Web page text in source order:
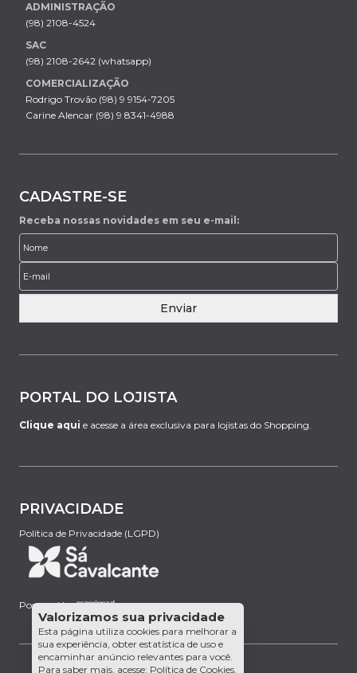
ADMINISTRAÇÃO
(98) 2108-4524
SAC
(98) 2108-2642 (whatsapp)
COMERCIALIZAÇÃO
Rodrigo Trovão (98) 9 9154-7205
Carine Alencar (98) 9 8341-4988
CADASTRE-SE
Receba nossas novidades em seu e-mail:
Enviar
PORTAL DO LOJISTA
Clique aqui e acesse a área exclusiva para lojistas do Shopping.
PRIVACIDADE
Política de Privacidade (LGPD)
Powered by:
Valorizamos sua privacidade
Esta página utiliza cookies para melhorar a
sua experiência, obter estatística de uso e
encaminhar anúncio relevantes para você.
Para saber mais, acesse: Política de Cookies.